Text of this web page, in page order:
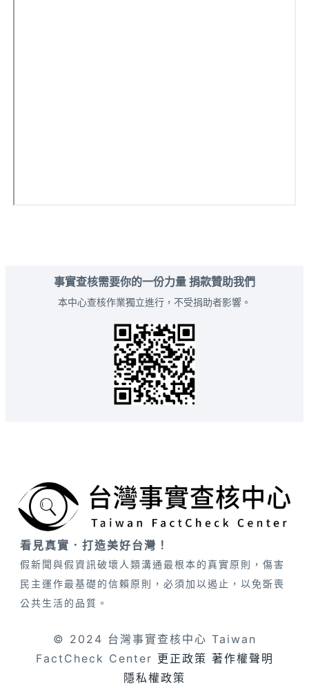
事實查核需要你的一份力量 捐款贊助我們
本中心查核作業獨立進行，不受捐助者影響。
看見真實．打造美好台灣！
假新聞與假資訊破壞人類溝通最根本的真實原則，傷害
民主運作最基礎的信賴原則，必須加以遏止，以免斲喪
公共生活的品質。
© 2024 台灣事實查核中心 Taiwan
FactCheck Center 更正政策 著作權聲明
隱私權政策